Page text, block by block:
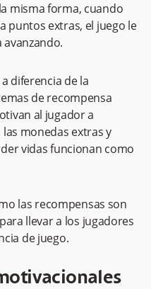
misma forma, cuando
puntos extras, el juego le
avanzando.
a diferencia de la
de recompensa
al jugador a
monedas extras y
vidas funcionan como
las recompensas son
llevar a los jugadores
de juego.